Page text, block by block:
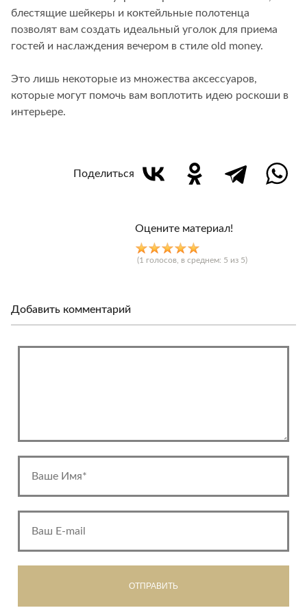
блестящие шейкеры и коктейльные полотенца
позволят вам создать идеальный уголок для приема
гостей и наслаждения вечером в стиле old money.
Это лишь некоторые из множества аксессуаров,
которые могут помочь вам воплотить идею роскоши в
интерьере.
Поделиться
Оцените материал!
(1 голосов, в среднем: 5 из 5)
Добавить комментарий